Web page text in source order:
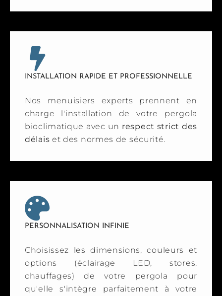
INSTALLATION RAPIDE ET PROFESSIONNELLE
Nos menuisiers experts prennent en
charge l'installation de votre pergola
bioclimatique avec un respect strict des
délais et des normes de sécurité.
PERSONNALISATION INFINIE
Choisissez les dimensions, couleurs et
options (éclairage LED, stores,
chauffages) de votre pergola pour
qu'elle s'intègre parfaitement à votre